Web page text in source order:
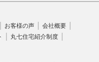
お客様の声
会社概要
丸七住宅紹介制度